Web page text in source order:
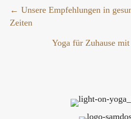
Posts
← Unsere Empfehlungen in
Zeiten
Yoga für Zuhause